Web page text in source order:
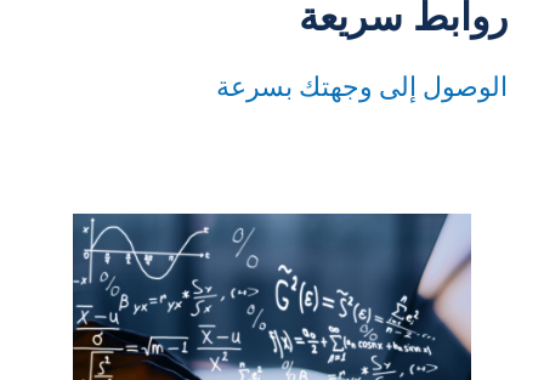
روابط سريعة
الوصول إلى وجهتك بسرعة